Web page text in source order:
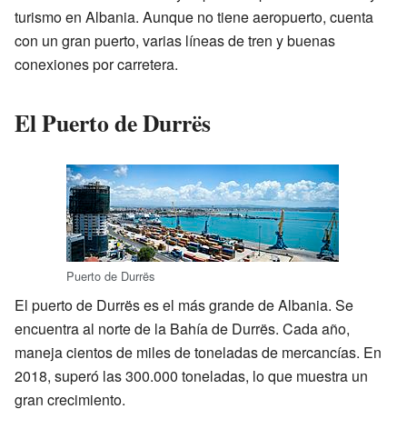
turismo en Albania. Aunque no tiene aeropuerto, cuenta
con un gran puerto, varias líneas de tren y buenas
conexiones por carretera.
El Puerto de Durrës
Puerto de Durrës
El puerto de Durrës es el más grande de Albania. Se
encuentra al norte de la Bahía de Durrës. Cada año,
maneja cientos de miles de toneladas de mercancías. En
2018, superó las 300.000 toneladas, lo que muestra un
gran crecimiento.